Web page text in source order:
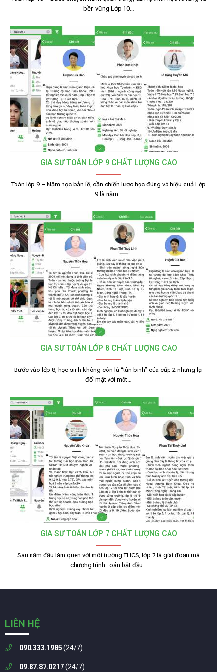
bền vững Lớp 10…
GIA SƯ TOÁN LỚP 9 CHẤT LƯỢNG CAO
Toán lớp 9 – Năm học bản lề, cần chiến lược học đúng và hiệu quả Lớp
9 là năm…
GIA SƯ TOÁN LỚP 8 CHẤT LƯỢNG CAO
Bước vào lớp 8, học sinh không còn là “tân binh” của cấp 2 nhưng lại
đối mặt với một…
GIA SƯ TOÁN LỚP 7 CHẤT LƯỢNG CAO
Sau năm đầu làm quen với môi trường THCS, lớp 7 là giai đoạn mà
chương trình Toán bắt đầu…
LIÊN HỆ
090.333.1985 (24/7)
09.87.87.0217(24/7)